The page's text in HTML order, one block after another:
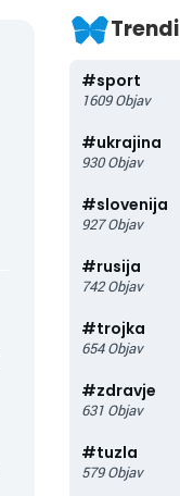
Trendi
#sport
1609 Objav
#ukrajina
930 Objav
#slovenija
927 Objav
#rusija
742 Objav
#trojka
654 Objav
#zdravje
631 Objav
#tuzla
579 Objav